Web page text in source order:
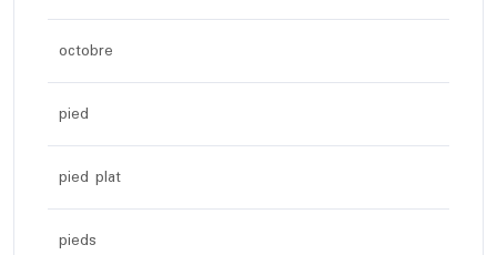
octobre
pied
pied plat
pieds